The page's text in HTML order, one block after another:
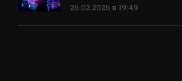
26.02.2026 в 19:49